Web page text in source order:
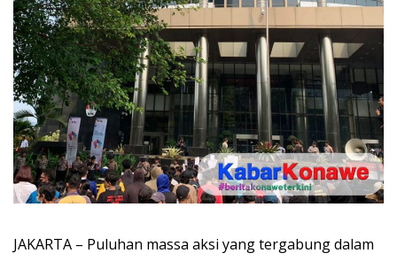
JAKARTA – Puluhan massa aksi yang tergabung dalam